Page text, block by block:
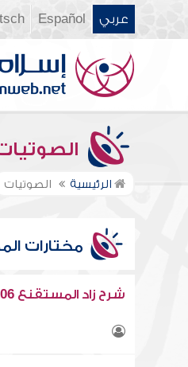
عربي Español
الرئيسية الصوتيات
مختارات
شرح زاد المستقنع 106 - كتاب الصيام 06